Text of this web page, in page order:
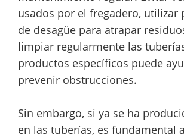
usados por el fregadero, utilizar
de desagüe para atrapar
limpiar regularmente las
productos específicos puede
prevenir obstrucciones.
Sin embargo, si ya se ha
en las tuberías, es fundamental